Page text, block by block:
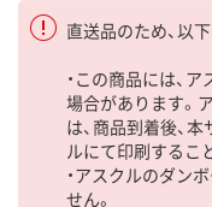
直送品のため、以
・この商品には、
場合があります。
は、商品到着後、
ルにて印刷するこ
・アスクルのダン
せん。